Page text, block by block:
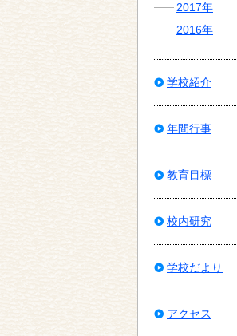
2017年
2016年
学校紹介
年間行事
教育目標
校内研究
学校だより
アクセス